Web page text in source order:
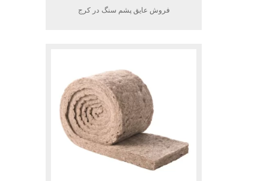
فروش عایق پشم سنگ در کرج